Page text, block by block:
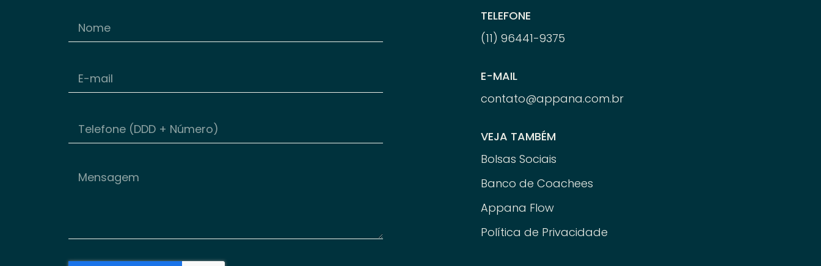
TELEFONE
(11) 96441-9375
E-MAIL
contato@appana.com.br
VEJA TAMBÉM
Bolsas Sociais
Banco de Coachees
Appana Flow
Política de Privacidade